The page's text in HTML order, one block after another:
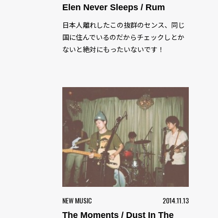
Elen Never Sleeps / Rum
日本人離れしたこの抜群のセンス、同じ
国に住んでいるのだからチェックしとか
ないと絶対にもったいないです！
NEW MUSIC 2014.11.13
The Moments / Dust In The